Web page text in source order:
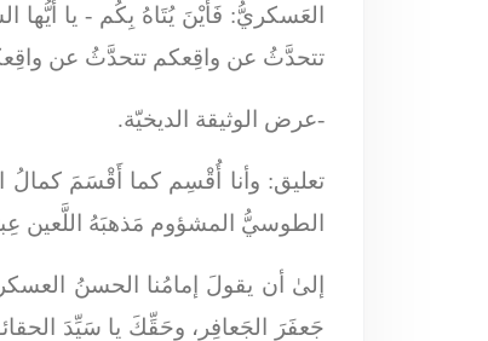
العَسكريُّ: فَأَيْنَ يُتَاهُ بِكُم - يا أيُّها
تتحدَّثُ عن واقِعكم تتحدَّثُ عن
-عرض الوثيقة الديخيّة.
تعليق: وأنا أُقْسِم كما أَقْسَمَ كمالُ
الطوسيُّ المشؤوم مَذهبَهُ اللَّعين
إلىٰ أن يقولَ إمامُنا الحسنُ
جَعفَرَ الجَعافِر، وحَقِّكَ يا سَيِّدَ